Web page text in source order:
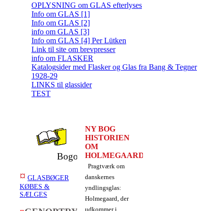
OPLYSNING om GLAS efterlyses
Info om GLAS [1]
Info om GLAS [2]
info om GLAS [3]
Info om GLAS [4] Per Lütken
Link til site om brevpresser
info om FLASKER
Katalogsider med Flasker og Glas fra Bang & Tegner
1928-29
LINKS til glassider
TEST
Bogoversigt
¤ GLASBØGER
KØBES &
SÆLGES
NY BOG
HISTORIEN
OM
HOLMEGAARD
Pragtværk om
danskernes
yndlingsglas:
Holmegaard, der
udkommer i